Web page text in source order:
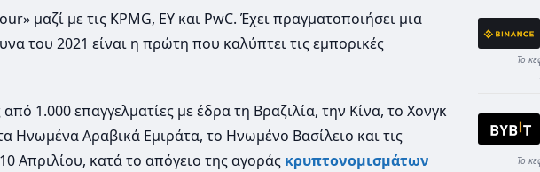
μαζί με τις KPMG, EY και PwC. Έχει πραγματοποιήσει μια
του 2021 είναι η πρώτη που καλύπτει τις εμπορικές
1.000 επαγγελματίες με έδρα τη Βραζιλία, την Κίνα, το Χονγκ
Ηνωμένα Αραβικά Εμιράτα, το Ηνωμένο Βασίλειο και τις
Απριλίου, κατά το απόγειο της αγοράς κρυπτονομισμάτων
Το
Το